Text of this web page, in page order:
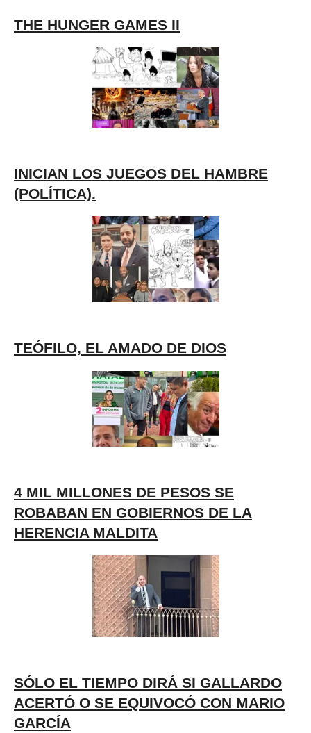
THE HUNGER GAMES II
INICIAN LOS JUEGOS DEL HAMBRE
(POLÍTICA).
TEÓFILO, EL AMADO DE DIOS
4 MIL MILLONES DE PESOS SE
ROBABAN EN GOBIERNOS DE LA
HERENCIA MALDITA
SÓLO EL TIEMPO DIRÁ SI GALLARDO
ACERTÓ O SE EQUIVOCÓ CON MARIO
GARCÍA